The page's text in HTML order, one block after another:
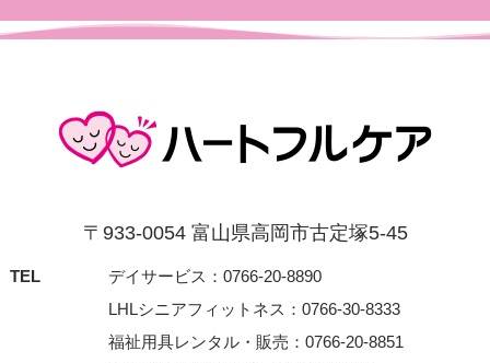
〒933-0054 富⼭県⾼岡市古定塚5-45
TEL
デイサービス：0766-20-8890
LHLシニアフィットネス：0766-30-8333
福祉用具レンタル・販売：0766-20-8851